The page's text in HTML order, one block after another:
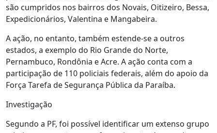
são cumpridos nos bairros dos Novais, Oitizeiro, Bessa,
Expedicionários, Valentina e Mangabeira.
A ação, no entanto, também estende-se a outros
estados, a exemplo do Rio Grande do Norte,
Pernambuco, Rondônia e Acre. A ação conta com a
participação de 110 policiais federais, além do apoio da
Força Tarefa de Segurança Pública da Paraíba.
Investigação
Segundo a PF, foi possível identificar um extenso grupo